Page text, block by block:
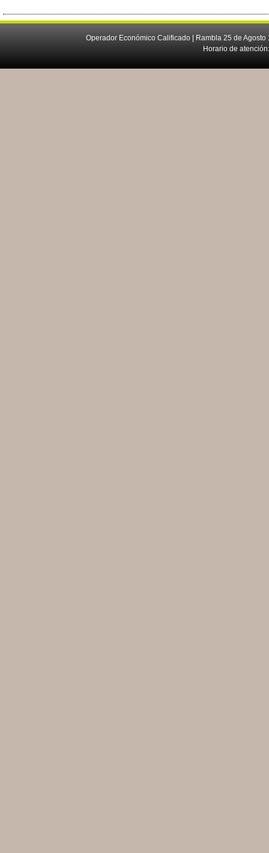
Operador Económico Calificado | Rambla 25 de
Horario de